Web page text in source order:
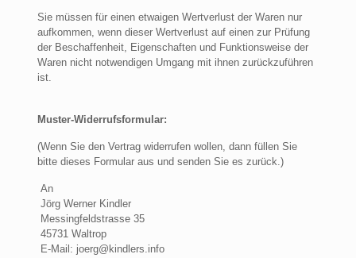
Sie müssen für einen etwaigen Wertverlust der Waren nur
aufkommen, wenn dieser Wertverlust auf einen zur Prüfung
der Beschaffenheit, Eigenschaften und Funktionsweise der
Waren nicht notwendigen Umgang mit ihnen zurückzuführen
ist.
Muster-Widerrufsformular:
(Wenn Sie den Vertrag widerrufen wollen, dann füllen Sie
bitte dieses Formular aus und senden Sie es zurück.)
An
Jörg Werner Kindler
Messingfeldstrasse 35
45731 Waltrop
E-Mail: joerg@kindlers.info